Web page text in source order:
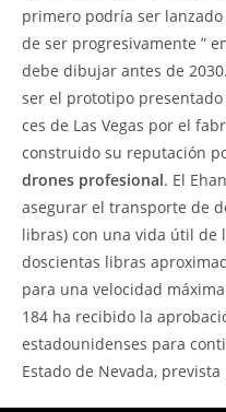
primero podría ser
de ser progresivamente ”
debe dibujar antes de
ser el prototipo
ces de Las Vegas por el
construido su reputación
drones profesional. El
asegurar el transporte de
libras) con una vida útil de
doscientas libras
para una velocidad
184 ha recibido la
estadounidenses para
Estado de Nevada,